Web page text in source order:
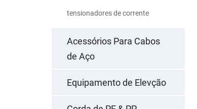
tensionadores de corrente
Acessórios Para Cabos
de Aço
Equipamento de Elevção